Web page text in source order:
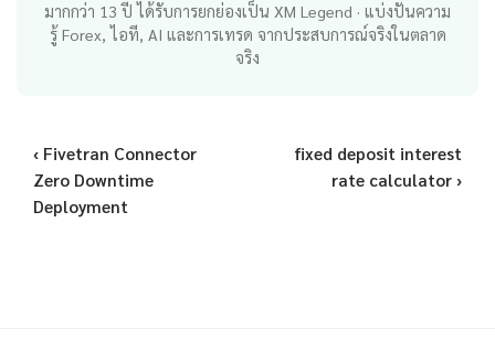
มากกว่า 13 ปี ได้รับการยกย่องเป็น XM Legend · แบ่งปันความ
รู้ Forex, ไอที, AI และการเทรด จากประสบการณ์จริงในตลาด
จริง
‹ Fivetran Connector
Zero Downtime
Deployment
fixed deposit interest
rate calculator ›